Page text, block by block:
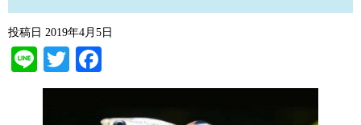
投稿日 2019年4月5日
LineTwitter